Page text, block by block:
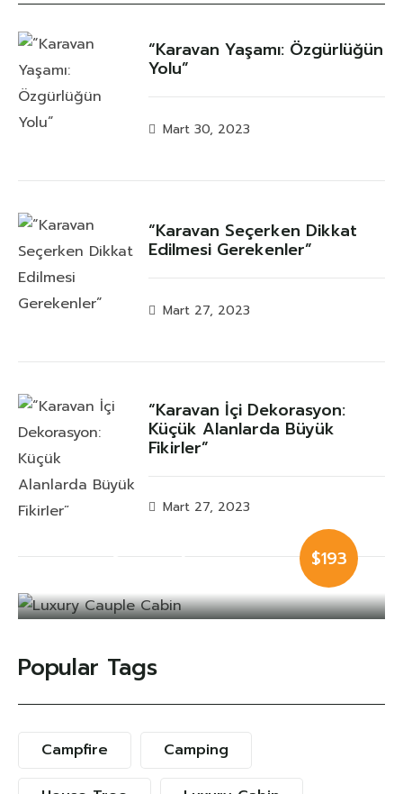
“Karavan Yaşamı: Özgürlüğün
Yolu”
Mart 30, 2023
“Karavan Seçerken Dikkat
Edilmesi Gerekenler”
Mart 27, 2023
“Karavan İçi Dekorasyon:
Küçük Alanlarda Büyük
Fikirler”
Mart 27, 2023
$193
Popular Tags
Campfire Camping